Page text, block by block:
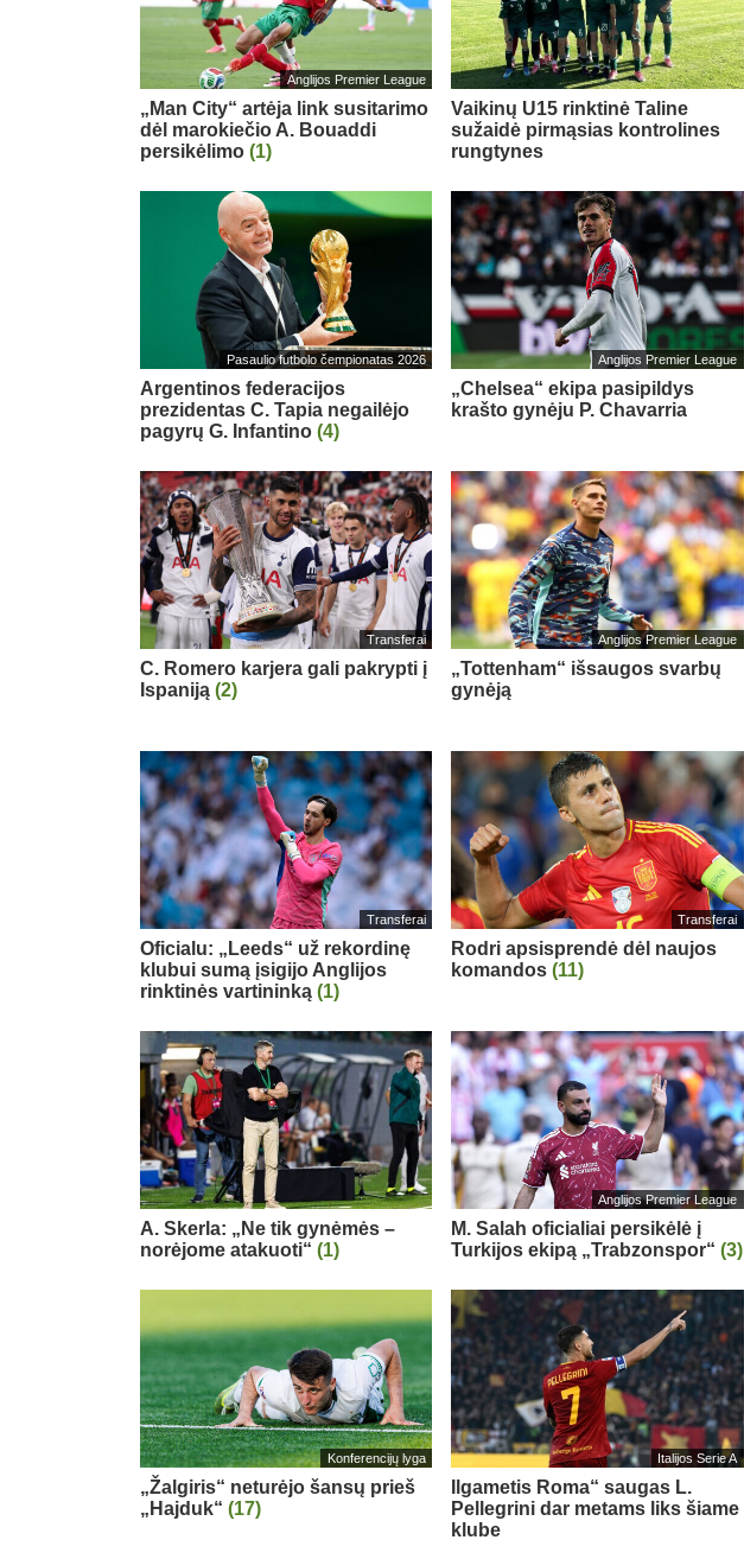
Anglijos Premier League
„Man City“ artėja link susitarimo
dėl marokiečio A. Bouaddi
persikėlimo (1)
Vaikinų U15 rinktinė Taline
sužaidė pirmąsias kontrolines
rungtynes
Pasaulio futbolo čempionatas 2026
Argentinos federacijos
prezidentas C. Tapia negailėjo
pagyrų G. Infantino (4)
Anglijos Premier League
„Chelsea“ ekipa pasipildys
krašto gynėju P. Chavarria
Transferai
C. Romero karjera gali pakrypti į
Ispaniją (2)
Anglijos Premier League
„Tottenham“ išsaugos svarbų
gynėją
Transferai
Oficialu: „Leeds“ už rekordinę
klubui sumą įsigijo Anglijos
rinktinės vartininką (1)
Transferai
Rodri apsisprendė dėl naujos
komandos(11)
A. Skerla: „Ne tik gynėmės –
norėjome atakuoti“ (1)
Anglijos Premier League
M. Salah oficialiai persikėlė į
Turkijos ekipą „Trabzonspor“(3)
Konferencijų lyga
„Žalgiris“ neturėjo šansų prieš
„Hajduk“ (17)
Italijos Serie A
Ilgametis Roma“ saugas L.
Pellegrini dar metams liks šiame
klube